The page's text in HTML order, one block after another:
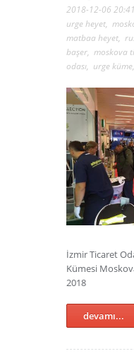
2018-12-06
urge heyet,
matbaa heyet,
başer, moskova
odası, urge küme,
İzmir Ticaret
Kümesi
2018
devamı...